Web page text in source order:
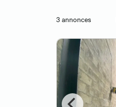
3 annonces